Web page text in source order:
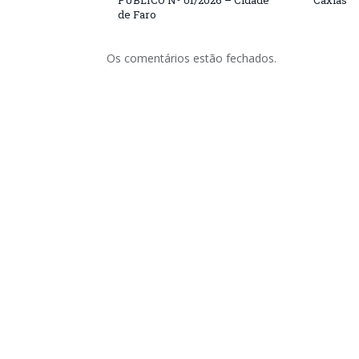
de Faro
Os comentários estão fechados.